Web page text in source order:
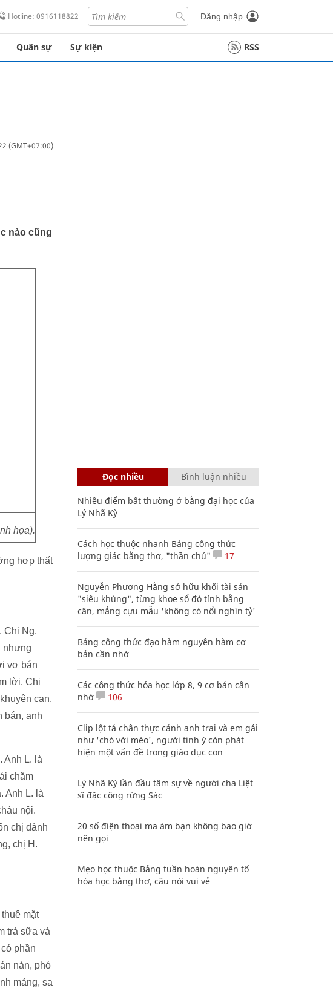
Hotline: 0916118822 Đăng nhập
Quân sự Sự kiện RSS
(GMT+07:00)
nào cũng
họa).
hợp thất
Chị Ng.
nhưng
vợ bán
lời. Chị
can.
bán, anh
Anh L. là
chăm
Anh L. là
nội.
chị dành
chị H.
mặt
trà sữa và
phần
nản, phó
mảng, sa
Đọc nhiều Bình luận nhiều
Nhiều điểm bất thường ở bằng đại học của
Lý Nhã Kỳ
Cách học thuộc nhanh Bảng công thức
lượng giác bằng thơ, "thần chú"
17
Nguyễn Phương Hằng sở hữu khối tài sản
"siêu khủng", từng khoe sổ đỏ tính bằng
cân, mắng cựu mẫu 'không có nổi nghìn tỷ'
Bảng công thức đạo hàm nguyên hàm cơ
bản cần nhớ
Các công thức hóa học lớp 8, 9 cơ bản cần
nhớ
106
Clip lột tả chân thực cảnh anh trai và em gái
như 'chó với mèo', người tinh ý còn phát
hiện một vấn đề trong giáo dục con
Lý Nhã Kỳ lần đầu tâm sự về người cha Liệt
sĩ đặc công rừng Sác
20 số điện thoại ma ám bạn không bao giờ
nên gọi
Mẹo học thuộc Bảng tuần hoàn nguyên tố
hóa học bằng thơ, câu nói vui vẻ